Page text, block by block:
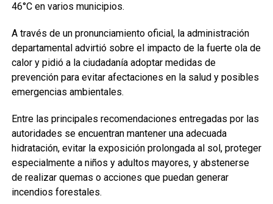
46°C en varios municipios.
A través de un pronunciamiento oficial, la administración
departamental advirtió sobre el impacto de la fuerte ola de
calor y pidió a la ciudadanía adoptar medidas de
prevención para evitar afectaciones en la salud y posibles
emergencias ambientales.
Entre las principales recomendaciones entregadas por las
autoridades se encuentran mantener una adecuada
hidratación, evitar la exposición prolongada al sol, proteger
especialmente a niños y adultos mayores, y abstenerse
de realizar quemas o acciones que puedan generar
incendios forestales.